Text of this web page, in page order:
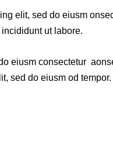
elit, sed do eiusm
ut labore.
eiusm consectetur
sed do eiusm od tempor.